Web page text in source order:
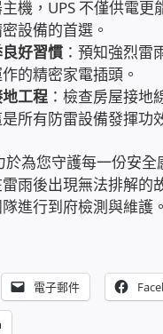
計
軟體 手冊
修
方案
防設備
SHARP)智慧科技
機，UPS 不僅供電更
設備的首選。
好習慣 ：預知強烈雷
的精密家電插頭。
工程 ：檢查房屋接地
所有防雷設備發揮功
於為您守護每一份安全
雨後出現無法排解的
進行到府檢測與維護。
電子郵件